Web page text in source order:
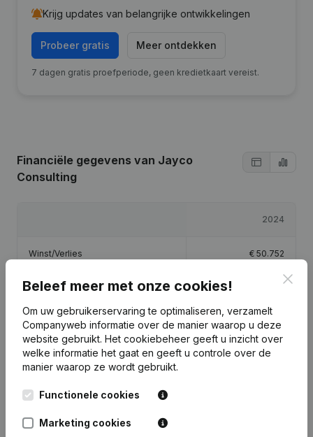
Krijg updates van belangrijke ontwikkelingen
Probeer gratis Meer ontdekken
7 dagen gratis proefperiode, geen kredietkaart vereist.
Financiële gegevens van Jayco
Consulting
2024
Winst/Verlies € 50.752
Eigen vermogen
Brutomarge € 73.867
Publicaties van Jayco Consulting
Beleef meer met onze cookies!
Om uw gebruikerservaring te optimaliseren, verzamelt
Companyweb informatie over de manier waarop u deze
website gebruikt. Het cookiebeheer geeft u inzicht over
welke informatie het gaat en geeft u controle over de
manier waarop ze wordt gebruikt.
Functionele cookies
Marketing cookies